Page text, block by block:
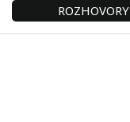
ROZHOVORY